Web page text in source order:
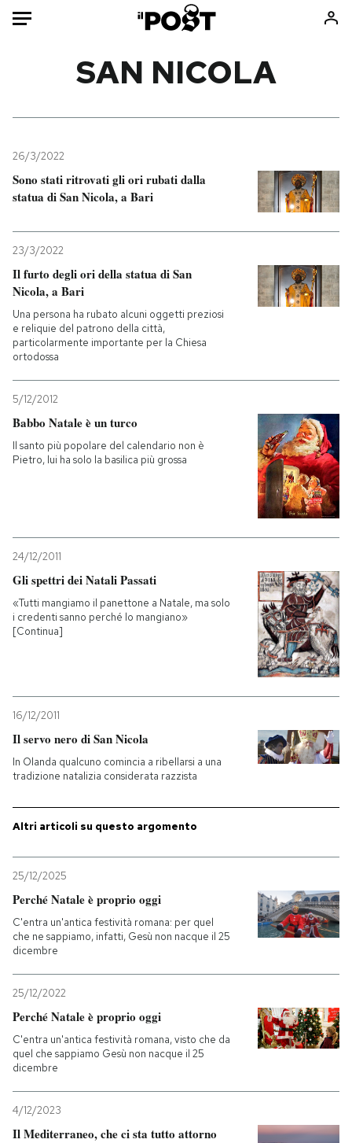
Mondo
Politica
Tecnologia
Scienza
Cultura
Economia
Sport
Consumismi
Mondiali calcio 2026
PODCAST
SHOP
CALENDARIO
AREA PERSONALE
SAN NICOLA
26/3/2022
Sono stati ritrovati gli ori rubati dalla
statua di San Nicola, a Bari
23/3/2022
Il furto degli ori della statua di San
Nicola, a Bari
Una persona ha rubato alcuni oggetti preziosi
e reliquie del patrono della città,
particolarmente importante per la Chiesa
ortodossa
5/12/2012
Babbo Natale è un turco
Il santo più popolare del calendario non è
Pietro, lui ha solo la basilica più grossa
24/12/2011
Gli spettri dei Natali Passati
«Tutti mangiamo il panettone a Natale, ma solo
i credenti sanno perché lo mangiano»
[Continua]
16/12/2011
Il servo nero di San Nicola
In Olanda qualcuno comincia a ribellarsi a una
tradizione natalizia considerata razzista
Altri articoli su questo argomento
25/12/2025
Perché Natale è proprio oggi
C'entra un'antica festività romana: per quel
che ne sappiamo, infatti, Gesù non nacque il 25
dicembre
25/12/2022
Perché Natale è proprio oggi
C'entra un'antica festività romana, visto che da
quel che sappiamo Gesù non nacque il 25
dicembre
4/12/2023
Il Mediterraneo, che ci sta tutto attorno